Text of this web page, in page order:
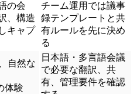
の会
、構造
キャプ
チーム運用では議事
録テンプレートと共
有ルールを先に決め
る
自然な
体験
日本語・多言語会議
で必要な翻訳、共
有、管理要件を確認